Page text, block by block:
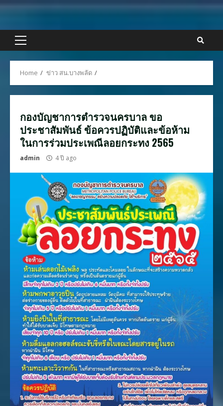
Skip
content
Primary
Home ข่าว สน.บางพลัด
กองบัญชาการตำรวจนครบาล ขอ
ประชาสัมพันธ์ ข้อควรปฏิบัติและข้อห้าม
ในการร่วมประเพณีลอยกระทง 2565
admin 4 ปี ago